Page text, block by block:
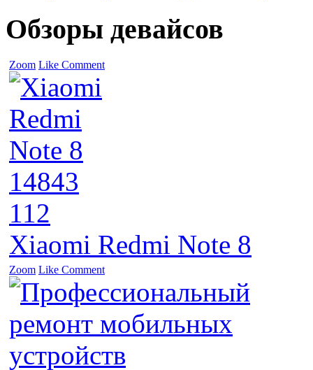
Обзоры девайсов
Zoom Like Comment
14843
112
Xiaomi Redmi Note 8
Zoom Like Comment